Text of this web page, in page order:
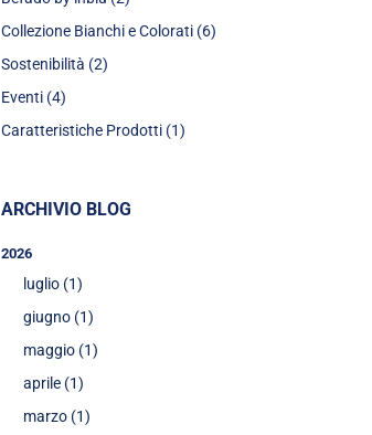
Collezione Bianchi e Colorati (6)
Sostenibilità (2)
Eventi (4)
Caratteristiche Prodotti (1)
ARCHIVIO BLOG
2026
luglio (1)
giugno (1)
maggio (1)
aprile (1)
marzo (1)